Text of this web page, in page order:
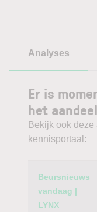
Analyses
Er is
het
Bekijk ook
kennisportaal:
Category
Beursnieuws
vandaag |
LYNX